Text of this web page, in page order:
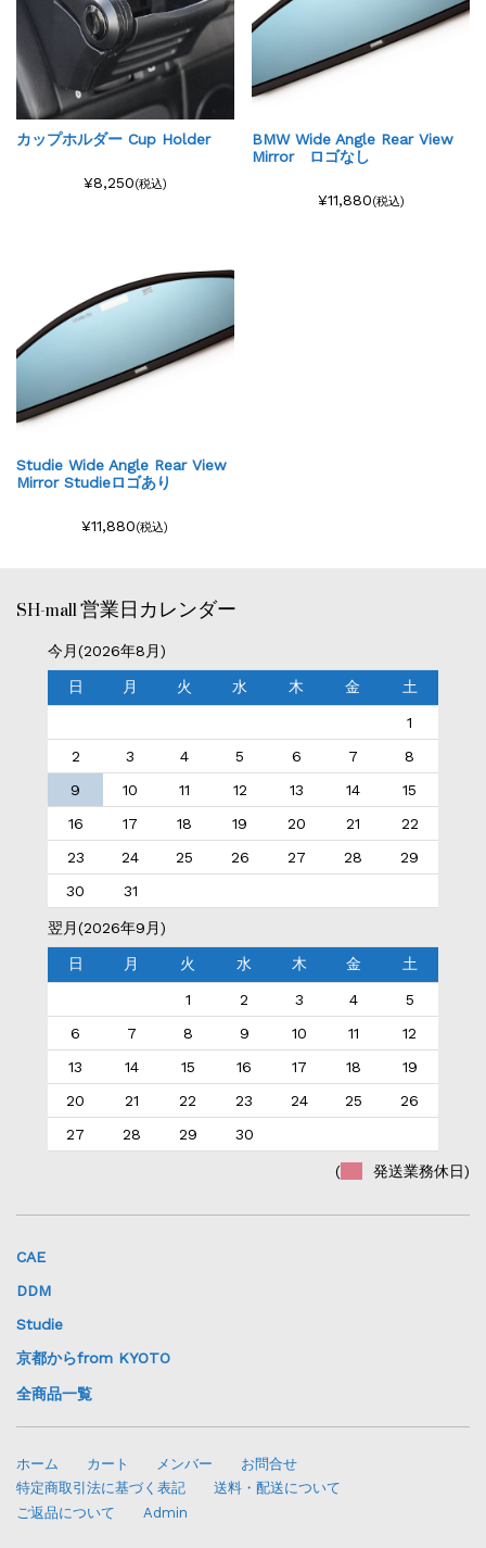
カップホルダー Cup Holder
¥8,250(税込)
BMW Wide Angle Rear View
Mirror ロゴなし
¥11,880(税込)
Studie Wide Angle Rear View
Mirror Studieロゴあり
¥11,880(税込)
SH-mall 営業日カレンダー
今月(2026年8月)
日 月 火 水 木 金 土
1
2
3 4 5 6 7
8
9
10 11 12 13 14
15
16
17 18 19 20 21
22
23
24 25 26 27 28
29
30
31
翌月(2026年9月)
日 月 火 水 木 金 土
1 2 3 4
5
6
7 8 9 10 11
12
13
14 15 16 17 18
19
20
21 22 23 24 25
26
27
28 29 30
( 発送業務休日)
CAE
DDM
Studie
京都からfrom KYOTO
全商品一覧
ホーム カート メンバー
お問合せ
特定商取引法に基づく表記
送料・配送について
ご返品について
Admin